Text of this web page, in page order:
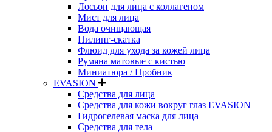
Лосьон для лица с коллагеном
Мист для лица
Вода очищающая
Пилинг-скатка
Флюид для ухода за кожей лица
Румяна матовые с кистью
Миниатюра / Пробник
EVASION
Средства для лица
Средства для кожи вокруг глаз EVASION
Гидрогелевая маска для лица
Средства для тела